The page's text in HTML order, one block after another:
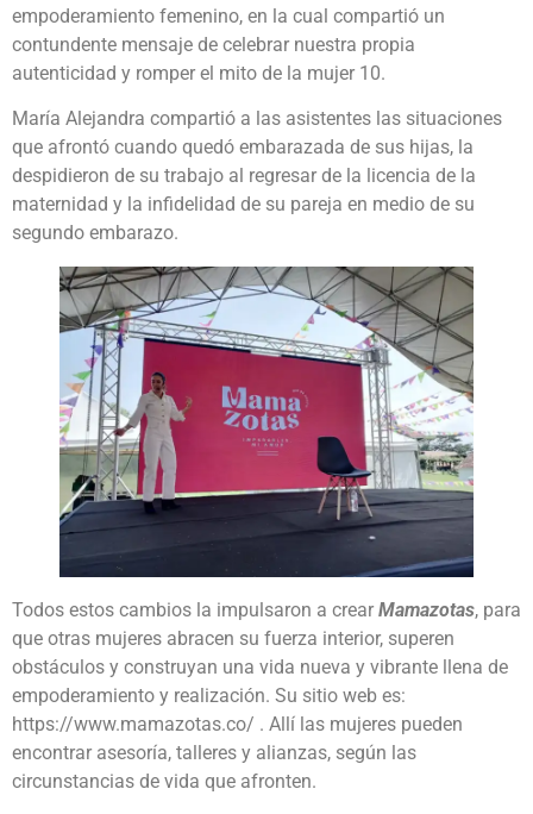
empoderamiento femenino, en la cual compartió un
contundente mensaje de celebrar nuestra propia
autenticidad y romper el mito de la mujer 10.
María Alejandra compartió a las asistentes las situaciones
que afrontó cuando quedó embarazada de sus hijas, la
despidieron de su trabajo al regresar de la licencia de la
maternidad y la infidelidad de su pareja en medio de su
segundo embarazo.
Todos estos cambios la impulsaron a crear Mamazotas, para
que otras mujeres abracen su fuerza interior, superen
obstáculos y construyan una vida nueva y vibrante llena de
empoderamiento y realización. Su sitio web es:
https://www.mamazotas.co/ . Allí las mujeres pueden
encontrar asesoría, talleres y alianzas, según las
circunstancias de vida que afronten.